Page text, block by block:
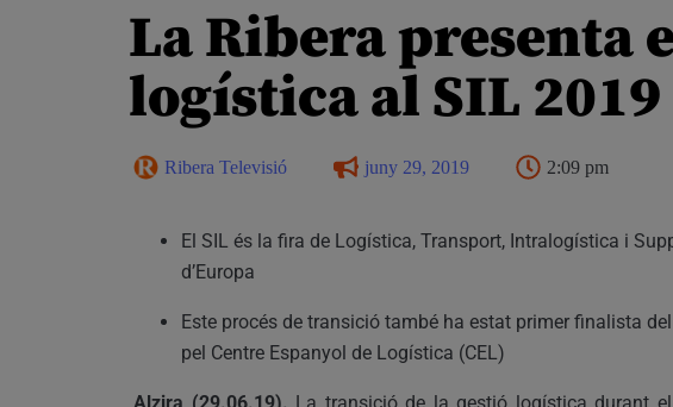
La Ribera presenta
logística al SIL
Ribera Televisió juny 29, 2019 2:09 pm
El SIL és la fira de Logística, Transport, Intralogística i
d’Europa
Este procés de transició també ha estat primer finalista
pel Centre Espanyol de Logística (CEL)
Alzira (29.06.19). La transició de la gestió logística durant